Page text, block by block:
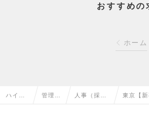
おすすめの
ホーム
ハイク 管理部 人事（採 東京【